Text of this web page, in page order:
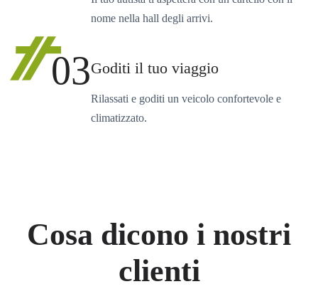
nome nella hall degli arrivi.
03Goditi il tuo viaggio
Rilassati e goditi un veicolo confortevole e
climatizzato.
Cosa dicono i nostri
clienti